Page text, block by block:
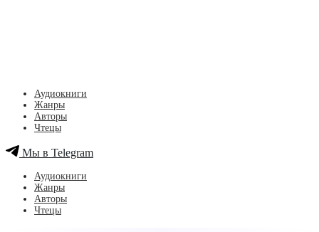
Аудиокниги
Жанры
Авторы
Чтецы
Мы в Telegram
Аудиокниги
Жанры
Авторы
Чтецы